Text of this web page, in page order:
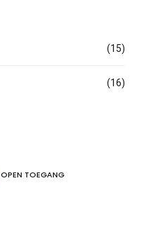
(15)
(16)
OPEN TOEGANG